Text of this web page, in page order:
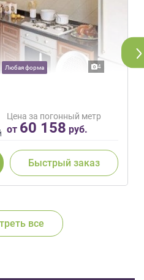
Любая форма 4
Цена за погонный метр
от 60 158 руб.
Быстрый заказ
все